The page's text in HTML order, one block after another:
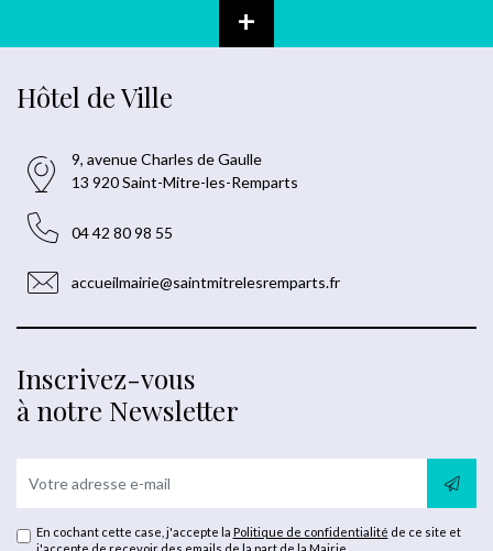
+
Hôtel de Ville
9, avenue Charles de Gaulle
13 920 Saint-Mitre-les-Remparts
04 42 80 98 55
accueilmairie@saintmitrelesremparts.fr
Inscrivez-vous
à notre Newsletter
En cochant cette case, j'accepte la Politique de confidentialité de ce site et